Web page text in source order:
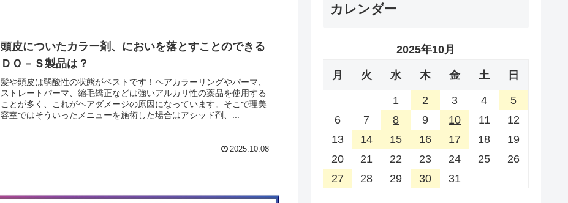
頭皮についたカラー剤、においを落とすことのできる
ＤＯ－Ｓ製品は？
髪や頭皮は弱酸性の状態がベストです！ヘアカラーリングやパーマ、
ストレートパーマ、縮毛矯正などは強いアルカリ性の薬品を使用する
ことが多く、これがヘアダメージの原因になっています。そこで理美
容室ではそういったメニューを施術した場合はアシッド剤、...
2025.10.08
カレンダー
2025年10月
月 火 水 木 金 土 日
1 2 3 4
5
6
7 8 9 10 11
12
13
14 15 16 17 18
19
20
21 22 23 24 25
26
27
28 29 30 31